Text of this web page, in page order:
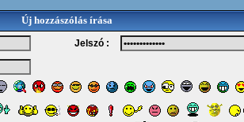
Új hozzászólás írása
Jelszó :